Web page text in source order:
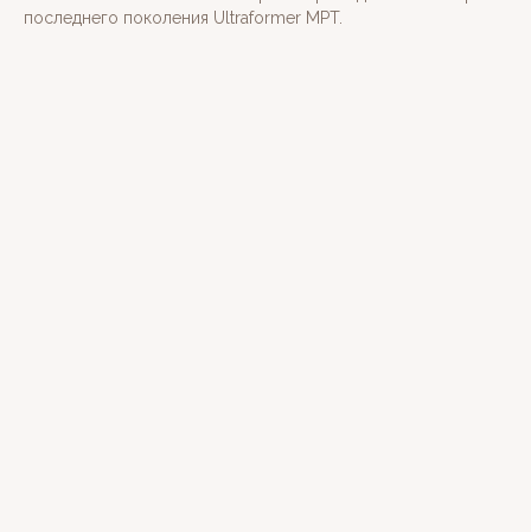
последнего поколения Ultraformer MPT.